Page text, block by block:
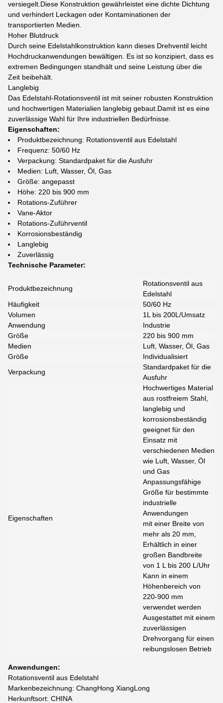
versiegelt.Diese Konstruktion gewährleistet eine dichte Dichtung
und verhindert Leckagen oder Kontaminationen der
transportierten Medien.
Hoher Blutdruck
Durch seine Edelstahlkonstruktion kann dieses Drehventil leicht
Hochdruckanwendungen bewältigen. Es ist so konzipiert, dass es
extremen Bedingungen standhält und seine Leistung über die
Zeit beibehält.
Langlebig
Das Edelstahl-Rotationsventil ist mit seiner robusten Konstruktion
und hochwertigen Materialien langlebig gebaut.Damit ist es eine
zuverlässige Wahl für Ihre industriellen Bedürfnisse.
Eigenschaften:
Produktbezeichnung: Rotationsventil aus Edelstahl
Frequenz: 50/60 Hz
Verpackung: Standardpaket für die Ausfuhr
Medien: Luft, Wasser, Öl, Gas
Größe: angepasst
Höhe: 220 bis 900 mm
Rotations-Zuführer
Vane-Aktor
Rotations-Zuführventil
Korrosionsbeständig
Langlebig
Zuverlässig
Technische Parameter:
Produktbezeichnung
Rotationsventil aus
Edelstahl
Häufigkeit
50/60 Hz
Volumen
1L bis 200L/Umsatz
Anwendung
Industrie
Größe
220 bis 900 mm
Medien
Luft, Wasser, Öl, Gas
Größe
Individualisiert
Verpackung
Standardpaket für die
Ausfuhr
Eigenschaften
Hochwertiges Material
aus rostfreiem Stahl,
langlebig und
korrosionsbeständig
geeignet für den
Einsatz mit
verschiedenen Medien
wie Luft, Wasser, Öl
und Gas
Anpassungsfähige
Größe für bestimmte
industrielle
Anwendungen
mit einer Breite von
mehr als 20 mm,
Erhältlich in einer
großen Bandbreite
von 1 L bis 200 L/Uhr
Kann in einem
Höhenbereich von
220-900 mm
verwendet werden
Ausgestattet mit einem
zuverlässigen
Drehvorgang für einen
reibungslosen Betrieb
Anwendungen:
Rotationsventil aus Edelstahl
Markenbezeichnung: ChangHong XiangLong
Herkunftsort: CHINA